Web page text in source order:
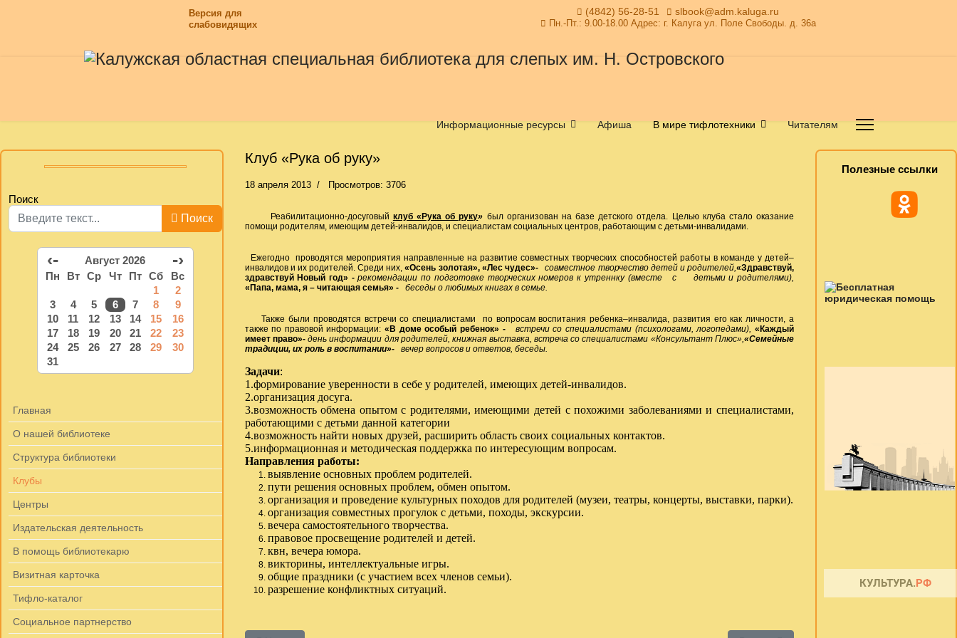
Версия для
слабовидящих
(4842) 56-28-51 slbook@adm.kaluga.ru
Пн.-Пт.: 9.00-18.00 Адрес: г. Калуга ул. Поле Свободы. д. 36а
Информационные ресурсы Афиша В мире тифлотехники Читателям
Поиск
Поиск
‹- Август 2026 -›
Пн Вт Ср Чт Пт Сб
Вс
1
2
3
4 5 6 7 8
9
10
11 12 13 14 15
16
17
18 19 20 21 22
23
24
25 26 27 28 29
30
31
Главная
О нашей библиотеке
Структура библиотеки
Клубы
Центры
Издательская деятельность
В помощь библиотекарю
Визитная карточка
Тифло-каталог
Социальное партнерство
Клуб «Рука об руку»
18 апреля 2013 Просмотров: 3706
Реабилитационно-досуговый клуб «Рука об руку» был организован на базе детского отдела. Целью клуба стало оказание
помощи родителям, имеющим детей-инвалидов, и специалистам социальных центров, работающим с детьми-инвалидами.
Ежегодно проводятся мероприятия направленные на развитие совместных творческих способностей работы в команде у детей–
инвалидов и их родителей. Среди них,«Осень золотая», «Лес чудес»- совместное творчество детей и родителей,«Здравствуй,
здравствуй Новый год» -рекомендации по подготовке творческих номеров к утреннку (вместе с детьми и родителями),
«Папа, мама, я – читающая семья» -
беседы о любимых книгах в семье.
Также были проводятся встречи со специалистами по вопросам воспитания ребенка–инвалида, развития его как личности, а
также по правовой информации:«В доме особый ребенок» -встречи со специалистами (психологами, логопедами), «Каждый
имеет право»-день информации для родителей, книжная выставка, встреча со специалистами «Консультант Плюс»,«Семейные
традиции, их роль в воспитании»-вечер вопросов и ответов, беседы.
Задачи:
1.формирование уверенности в себе у родителей, имеющих детей-инвалидов.
2.организация досуга.
3.возможность обмена опытом с родителями, имеющими детей с похожими заболеваниями и специалистами,
работающими с детьми данной категории
4.возможность найти новых друзей, расширить область своих социальных контактов.
5.информационная и методическая поддержка по интересующим вопросам.
Направления работы:
выявление основных проблем родителей.
пути решения основных проблем, обмен опытом.
организация и проведение культурных походов для родителей (музеи, театры, концерты, выставки, парки).
организация совместных прогулок с детьми, походы, экскурсии.
вечера самостоятельного творчества.
правовое просвещение родителей и детей.
квн, вечера юмора.
викторины, интеллектуальные игры.
общие праздники (с участием всех членов семьи).
разрешение конфликтных ситуаций.
Полезные ссылки